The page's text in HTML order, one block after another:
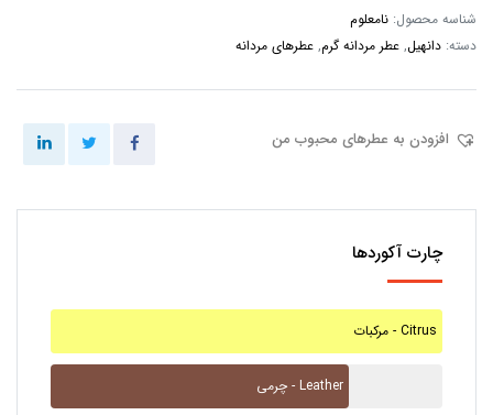
شناسه محصول: نامعلوم
دسته: دانهیل, عطر مردانه گرم, عطرهای مردانه
افزودن به عطرهای محبوب من
چارت آکوردها
مرکبات - Citrus
چرمی - Leather